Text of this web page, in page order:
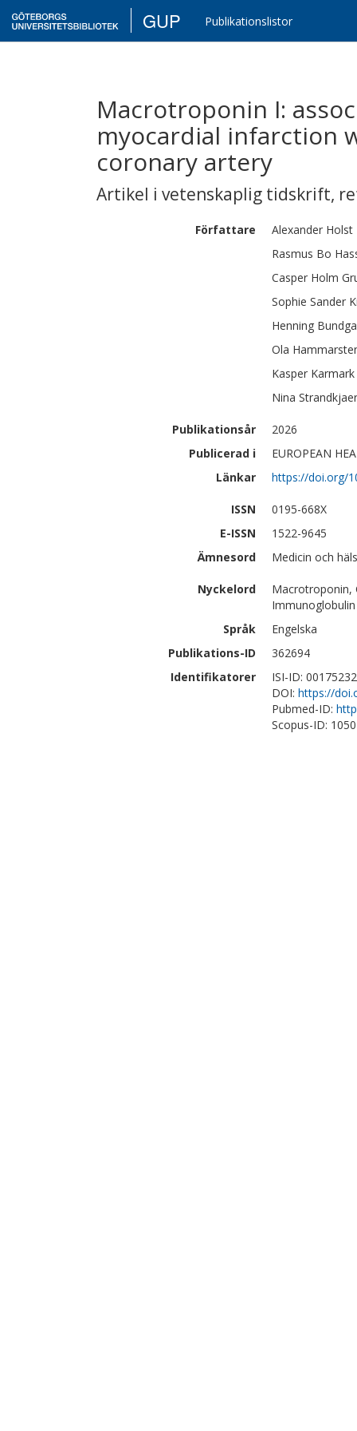
GUP Publikationslistor
Macrotroponin I:
myocardial infarction
coronary artery
Artikel i vetenskaplig tidskrift,
Författare Alexander Holst
Rasmus Bo
Casper Holm
Sophie Sander
Henning
Ola
Kasper Karmark
Nina Strandkjaer
Publikationsår
2026
Publicerad i
EUROPEAN
Länkar
https://doi.org/
ISSN
0195-668X
E-ISSN
1522-9645
Ämnesord
Medicin och
Nyckelord
Macrotroponin,
Språk
Engelska
Publikations-ID
362694
Identifikatorer
ISI-ID:
DOI: https://
Pubmed-ID:
Scopus-ID: